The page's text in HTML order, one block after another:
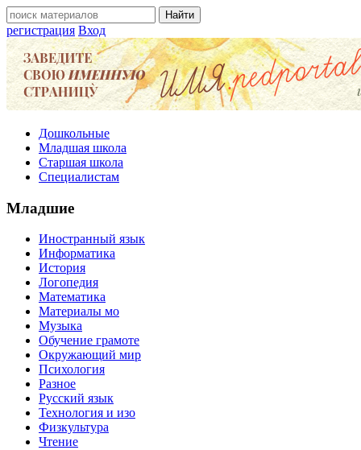
регистрация Вход
Дошкольные
Младшая школа
Старшая школа
Специалистам
Младшие
Иностранный язык
Информатика
История
Логопедия
Математика
Материалы мо
Музыка
Обучение грамоте
Окружающий мир
Психология
Разное
Русский язык
Технология и изо
Физкультура
Чтение